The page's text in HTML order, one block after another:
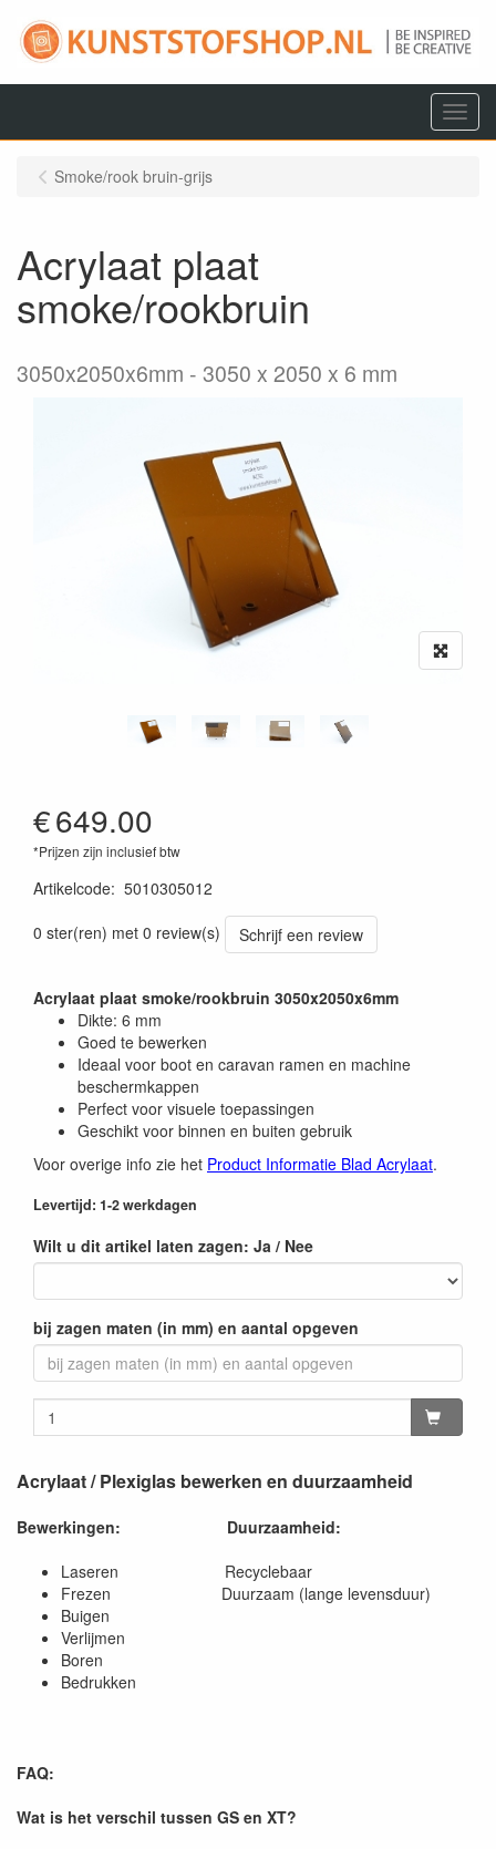
Menu
Smoke/rook bruin-grijs
Acrylaat plaat
smoke/rookbruin
3050x2050x6mm 3050 x 2050 x 6 mm
€649.00
*Prijzen zijn inclusief btw
Artikelcode: 5010305012
0 ster(ren) met 0 review(s)
Schrijf een review
Acrylaat plaat smoke/rookbruin 3050x2050x6mm
Dikte: 6 mm
Goed te bewerken
Ideaal voor boot en caravan ramen en machine
beschermkappen
Perfect voor visuele toepassingen
Geschikt voor binnen en buiten gebruik
Voor overige info zie het Product Informatie Blad Acrylaat.
Levertijd: 1-2 werkdagen
Wilt u dit artikel laten zagen: Ja / Nee
bij zagen maten (in mm) en aantal opgeven
Acrylaat / Plexiglas bewerken en duurzaamheid
Bewerkingen:
Duurzaamheid:
Laseren Recyclebaar
Frezen Duurzaam (lange levensduur)
Buigen
Verlijmen
Boren
Bedrukken
FAQ:
Wat is het verschil tussen GS en XT?